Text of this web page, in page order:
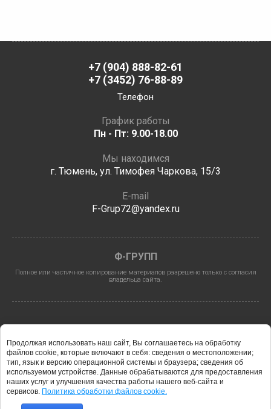
+7 (904) 888-82-61
+7 (3452) 76-88-89
Телефон
График работы
Пн - Пт: 9.00-18.00
Мы находимся
г. Тюмень, ул. Тимофея Чаркова, 15/3
E-mail
F-Grup72@yandex.ru
Ф-ГРУПП
Полное или частичное копирование материалов разрешено только с согласия
владельца сайта.
2026 © Ф-ГРУПП
Продолжая использовать наш сайт, Вы соглашаетесь на обработку
файлов cookie, которые включают в себя: сведения о местоположении;
тип, язык и версию операционной системы и браузера; сведения об
используемом устройстве. Данные обрабатываются для предоставления
наших услуг и улучшения качества работы нашего веб-сайта и
сервисов. Политика обработки файлов cookie.